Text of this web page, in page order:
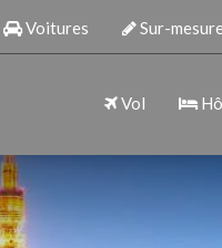
Voitures Sur-mesure
Vol